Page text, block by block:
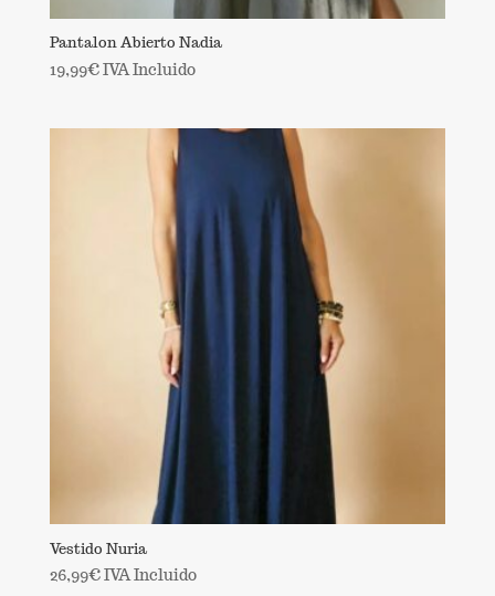
Pantalon Abierto Nadia
19,99€IVA Incluido
Vestido Nuria
26,99€IVA Incluido